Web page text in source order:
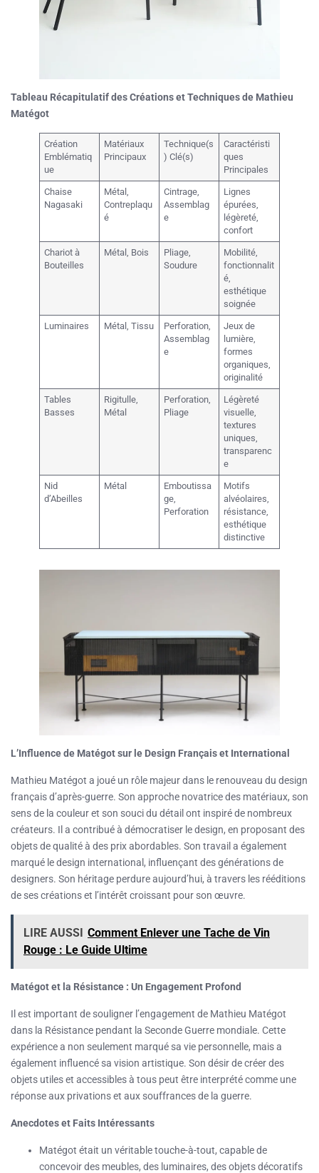
Tableau Récapitulatif des Créations et Techniques de Mathieu
Matégot
Création
Emblématiq
ue
Matériaux
Principaux
Technique(s
) Clé(s)
Caractéristi
ques
Principales
Chaise
Nagasaki
Métal,
Contreplaqu
é
Cintrage,
Assemblag
e
Lignes
épurées,
légèreté,
confort
Chariot à
Bouteilles
Métal, Bois
Pliage,
Soudure
Mobilité,
fonctionnalit
é,
esthétique
soignée
Luminaires Métal, Tissu
Perforation,
Assemblag
e
Jeux de
lumière,
formes
organiques,
originalité
Tables
Basses
Rigitulle,
Métal
Perforation,
Pliage
Légèreté
visuelle,
textures
uniques,
transparenc
e
Nid
d’Abeilles
Métal
Emboutissa
ge,
Perforation
Motifs
alvéolaires,
résistance,
esthétique
distinctive
L’Influence de Matégot sur le Design Français et International
Mathieu Matégot a joué un rôle majeur dans le renouveau du design
français d’après-guerre. Son approche novatrice des matériaux, son
sens de la couleur et son souci du détail ont inspiré de nombreux
créateurs. Il a contribué à démocratiser le design, en proposant des
objets de qualité à des prix abordables. Son travail a également
marqué le design international, influençant des générations de
designers. Son héritage perdure aujourd’hui, à travers les rééditions
de ses créations et l’intérêt croissant pour son œuvre.
LIRE AUSSI Comment Enlever une Tache de Vin
Rouge : Le Guide Ultime
Matégot et la Résistance : Un Engagement Profond
Il est important de souligner l’engagement de Mathieu Matégot
dans la Résistance pendant la Seconde Guerre mondiale. Cette
expérience a non seulement marqué sa vie personnelle, mais a
également influencé sa vision artistique. Son désir de créer des
objets utiles et accessibles à tous peut être interprété comme une
réponse aux privations et aux souffrances de la guerre.
Anecdotes et Faits Intéressants
Matégot était un véritable touche-à-tout, capable de
concevoir des meubles, des luminaires, des objets décoratifs